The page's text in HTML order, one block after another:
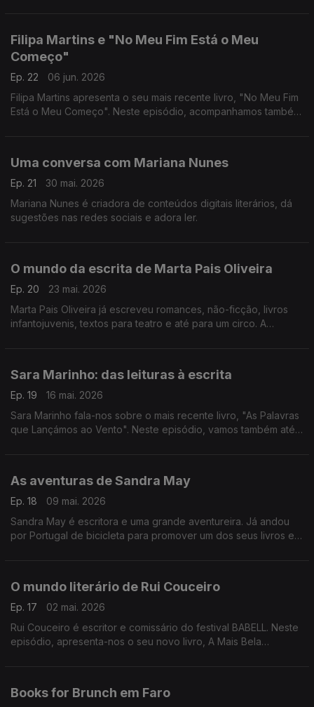
Filipa Martins e "No Meu Fim Está o Meu
Começo"
Ep. 22
06 jun. 2026
Filipa Martins apresenta o seu mais recente livro, "No Meu Fim
Está o Meu Começo". Neste episódio, acompanhamos também
Uma conversa com Mariana Nunes
Ep. 21
30 mai. 2026
Mariana Nunes é criadora de conteúdos digitais literários, dá
sugestões nas redes sociais e adora ler.
O mundo da escrita de Marta Pais Oliveira
Ep. 20
23 mai. 2026
Marta Pais Oliveira já escreveu romances, não-ficção, livros
infantojuvenis, textos para teatro e até para um circo. A
Sara Marinho: das leituras à escrita
Ep. 19
16 mai. 2026
Sara Marinho fala-nos sobre o mais recente livro, "As Palavras
que Lançámos ao Vento". Neste episódio, vamos também até
As aventuras de Sandra May
Ep. 18
09 mai. 2026
Sandra May é escritora e uma grande aventureira. Já andou
por Portugal de bicicleta para promover um dos seus livros e
O mundo literário de Rui Couceiro
Ep. 17
02 mai. 2026
Rui Couceiro é escritor e comissário do festival BABELL. Neste
episódio, apresenta-nos o seu novo livro, A Mais Bela
Books for Brunch em Faro